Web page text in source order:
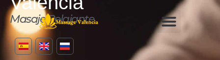
Masaje Relajante